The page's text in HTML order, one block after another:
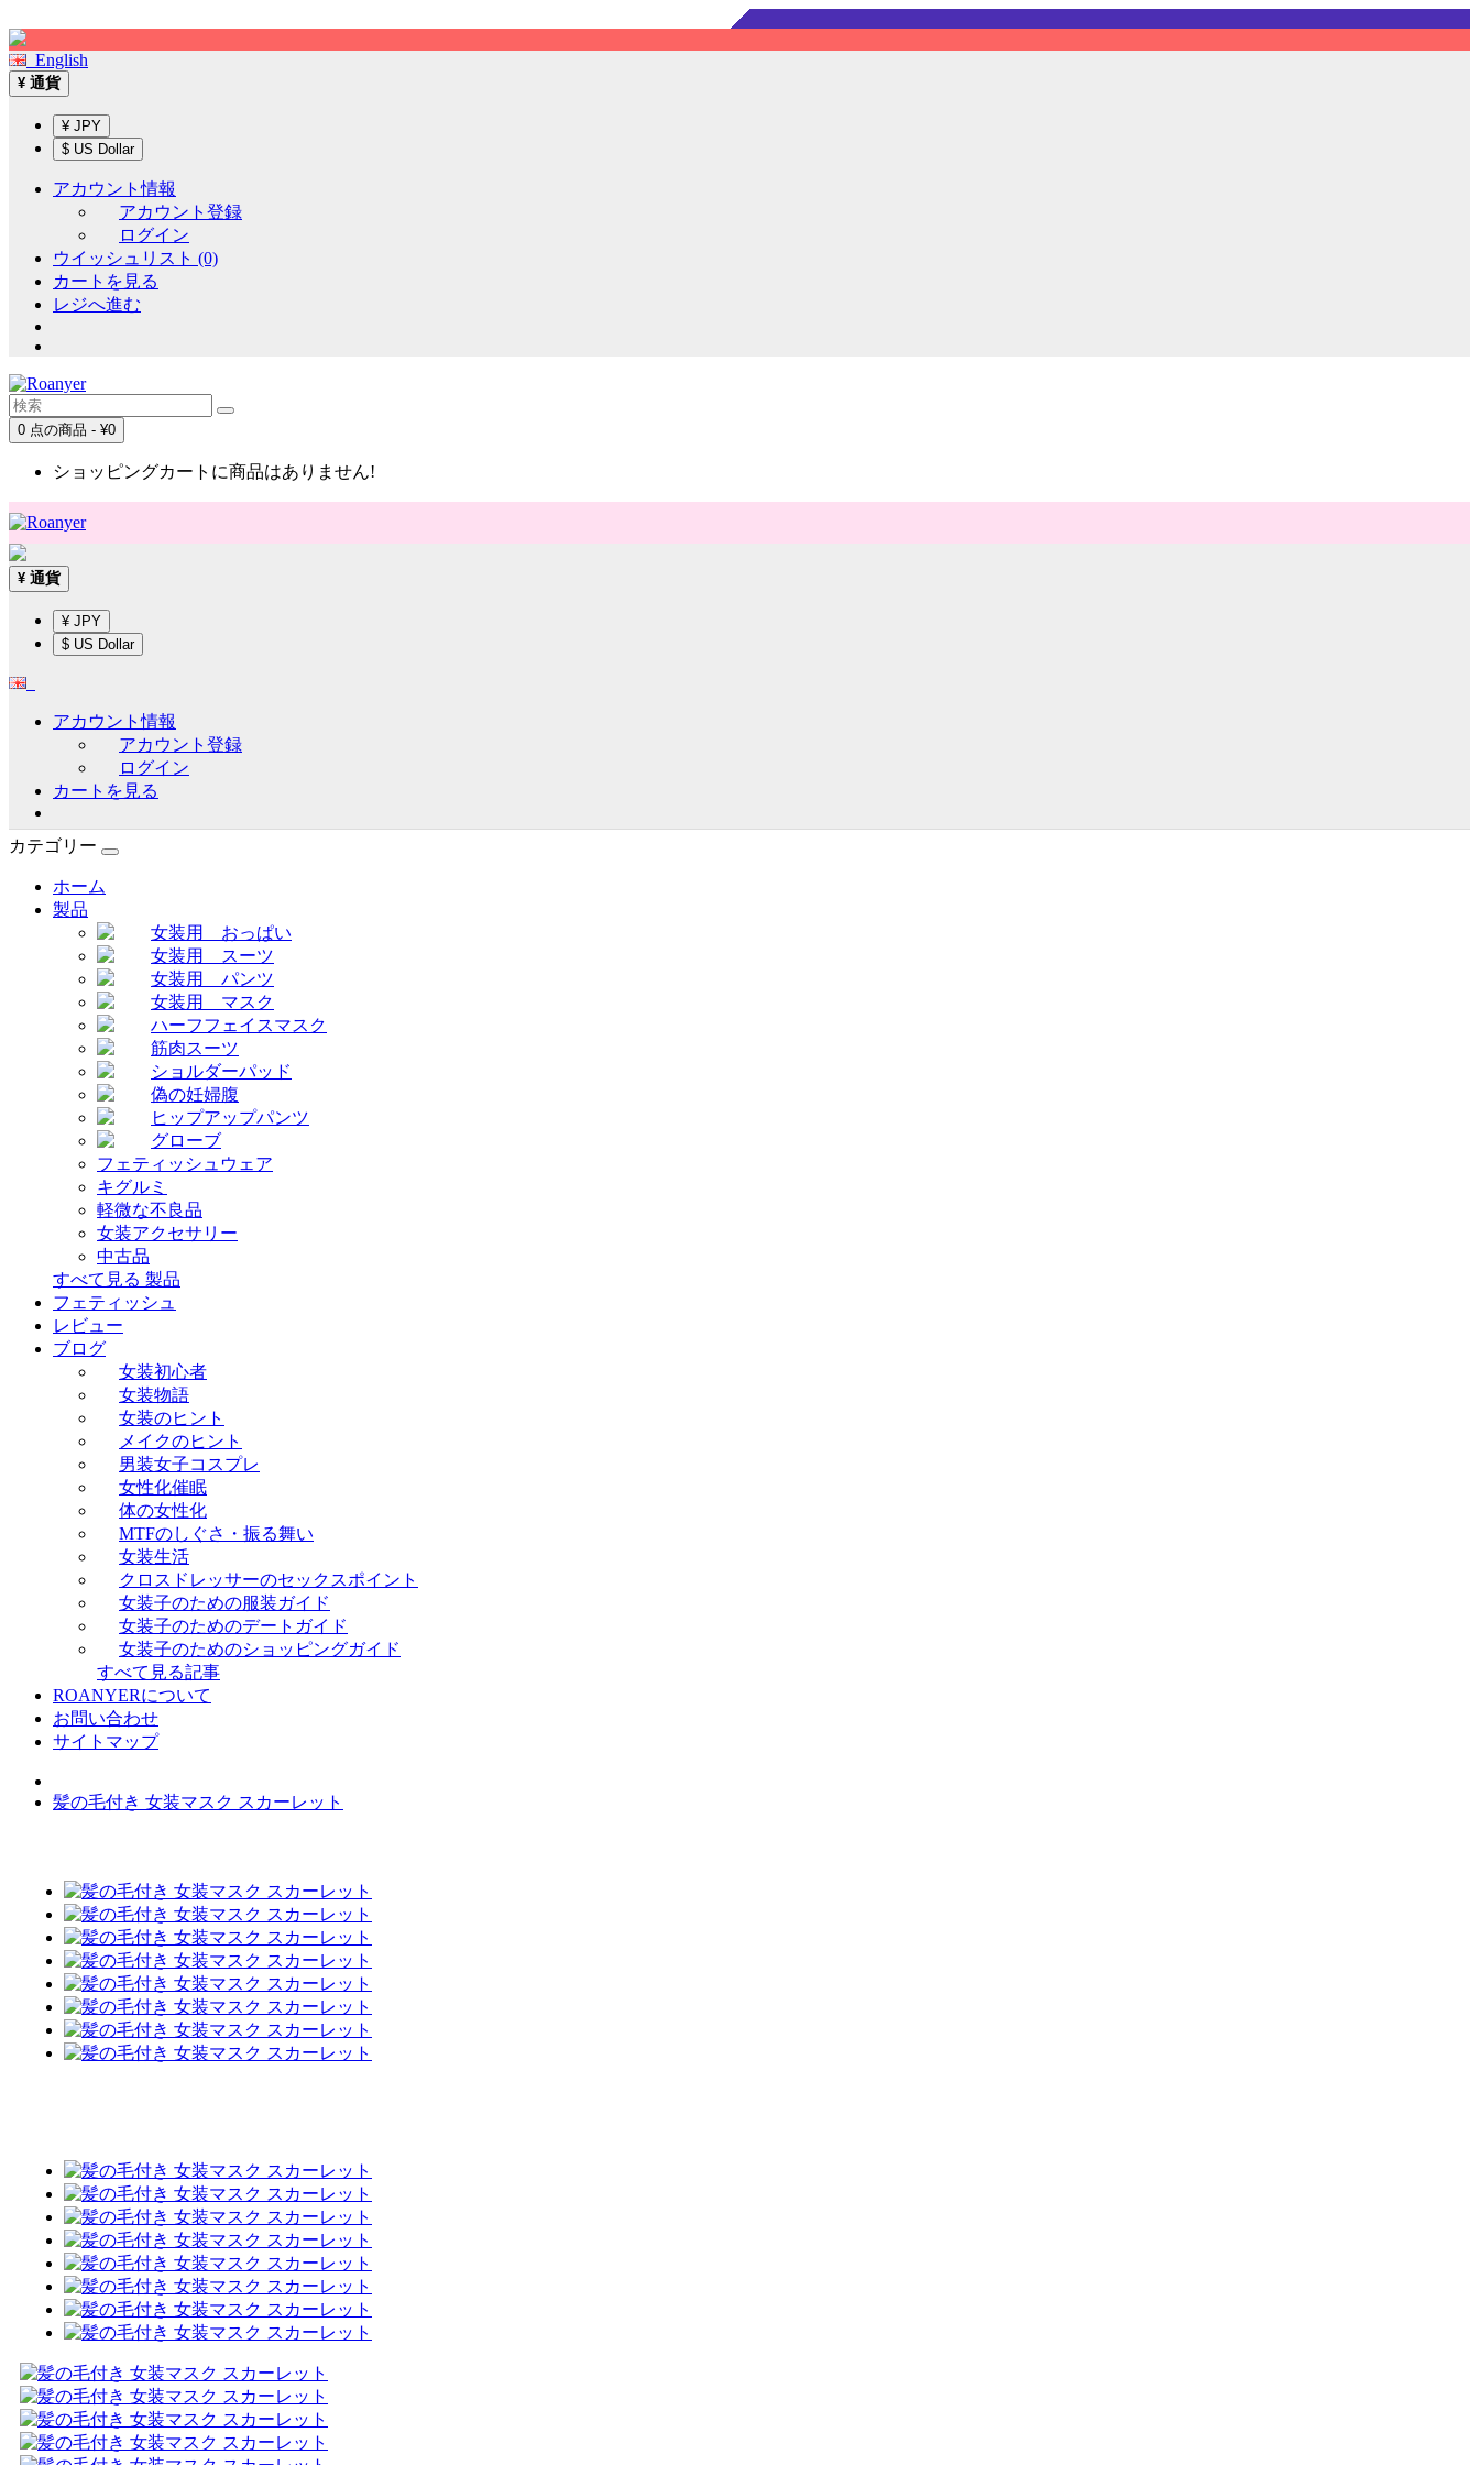
English
¥ 通貨
¥ JPY
$ US Dollar
アカウント情報
アカウント登録
ログイン
ウイッシュリスト (0)
カートを見る
レジへ進む
0 点の商品 - ¥0
ショッピングカートに商品はありません!
¥ 通貨
¥ JPY
$ US Dollar
アカウント情報
アカウント登録
ログイン
カートを見る
カテゴリー
ホーム
製品
女装用 おっぱい
女装用 スーツ
女装用 パンツ
女装用 マスク
ハーフフェイスマスク
筋肉スーツ
ショルダーパッド
偽の妊婦腹
ヒップアップパンツ
グローブ
フェティッシュウェア
キグルミ
軽微な不良品
女装アクセサリー
中古品
すべて見る 製品
フェティッシュ
レビュー
ブログ
女装初心者
女装物語
女装のヒント
メイクのヒント
男装女子コスプレ
女性化催眠
体の女性化
MTFのしぐさ・振る舞い
女装生活
クロスドレッサーのセックスポイント
女装子のための服装ガイド
女装子のためのデートガイド
女装子のためのショッピングガイド
すべて見る記事
ROANYERについて
お問い合わせ
サイトマップ
髪の毛付き 女装マスク スカーレット